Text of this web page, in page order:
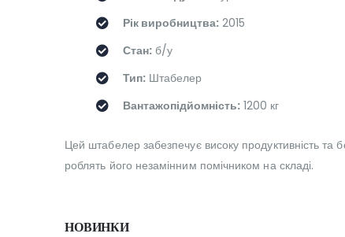
Рік виробництва: 2015
Стан: б/у
Тип: Штабелер
Вантажопідйомність: 1200 кг
Цей штабелер забезпечує високу продуктивність та
роблять його незамінним помічником на складі.
НОВИНКИ